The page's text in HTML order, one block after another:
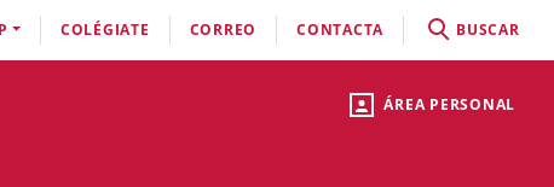
ÁREA PERSONAL
COLÉGIATE CORREO CONTACTA BUSCAR